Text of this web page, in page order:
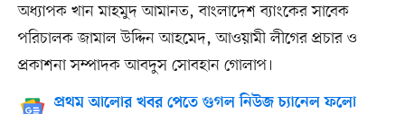
অধ্যাপক খান মাহমুদ আমানত, বাংলাদেশ ব্যাংকের সাবেক
পরিচালক জামাল উদ্দিন আহমেদ, আওয়ামী লীগের প্রচার ও
প্রকাশনা সম্পাদক আবদুস সোবহান গোলাপ।
প্রথম আলোর খবর পেতে গুগল নিউজ চ্যানেল ফলো